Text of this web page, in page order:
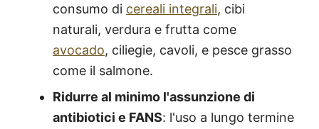
consumo di cereali integrali, cibi
naturali, verdura e frutta come
avocado, ciliegie, cavoli, e pesce grasso
come il salmone.
Ridurre al minimo l'assunzione di
antibiotici e FANS: l'uso a lungo termine